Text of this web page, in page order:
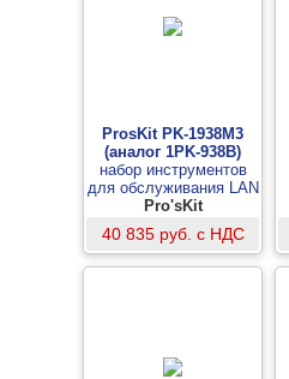
ProsKit PK-1938M3
(аналог 1PK-938B)
набор инструментов
для обслуживания LAN
Pro'sKit
40 835 руб. с НДС